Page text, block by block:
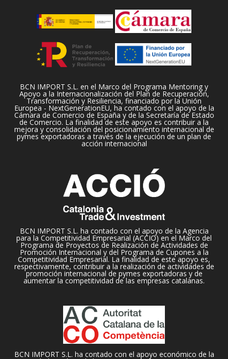
BCN IMPORT S.L. en el Marco del Programa Mentoring y
Apoyo a la Internacionalización del Plan de Recuperación,
Transformación y Resiliencia, financiado por la Unión
Europea - NextGenerationEU, ha contado con el apoyo de la
Cámara de Comercio de España y de la Secretaría de Estado
de Comercio. La finalidad de este apoyo es contribuir a la
mejora y consolidación del posicionamiento internacional de
pymes exportadoras a través de la ejecución de un plan de
acción internacional
BCN IMPORT S.L. ha contado con el apoyo de la Agencia
para la Competitividad Empresarial (ACCIO) en el Marco del
Programa de Proyectos de Realización de Actividades de
Promoción Internacional y del Programa de Cupones a la
Competitividad Empresarial. La finalidad de este apoyo es,
respectivamente, contribuir a la realización de actividades de
promoción internacional de pymes exportadoras y de
aumentar la competitividad de las empresas catalanas.
BCN IMPORT S.L. ha contado con el apoyo económico de la